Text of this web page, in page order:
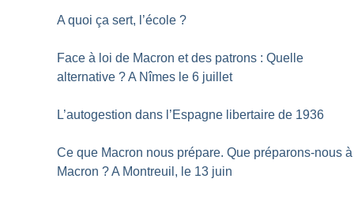
A quoi ça sert, l’école ?
Face à loi de Macron et des patrons : Quelle
alternative ? A Nîmes le 6 juillet
L’autogestion dans l’Espagne libertaire de 1936
Ce que Macron nous prépare. Que préparons-nous à
Macron ? A Montreuil, le 13 juin